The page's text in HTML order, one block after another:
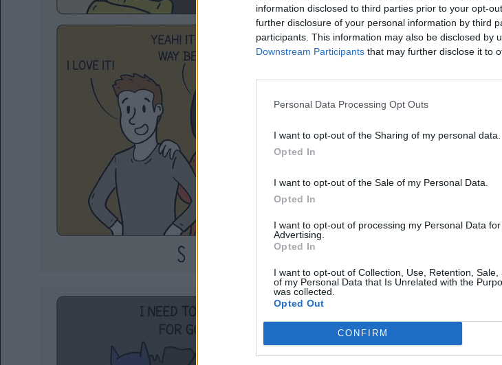
information disclosed to third parties prior to your opt-
further disclosure of your personal information by third
participants. This information may also be disclosed by
Downstream Participants that may further disclose it to
Personal Data Processing Opt Outs
I want to opt-out of the Sharing of my personal data.
Opted In
I want to opt-out of the Sale of my Personal Data.
Opted In
I want to opt-out of processing my Personal Data for
Advertising.
Opted In
I want to opt-out of Collection, Use, Retention, Sale,
of my Personal Data that Is Unrelated with the
was collected.
Opted Out
CONFIRM